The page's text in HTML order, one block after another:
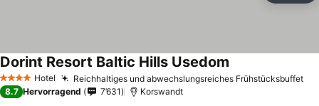
4 Sterne Hotel Reichhaltiges und abwechslungsreiches Frühstücksbuffet
Dorint Resort Baltic Hills Usedom
8.7 Hervorragend 7’631 Korswandt